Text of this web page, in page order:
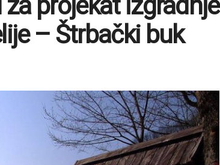
– Štrbački buk